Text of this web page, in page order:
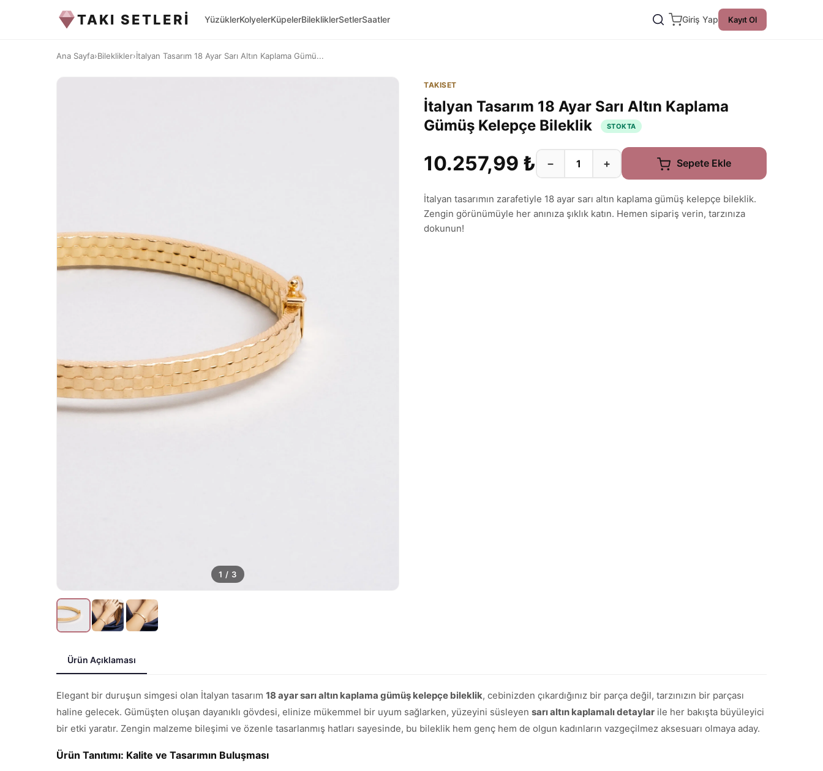
TAKI SETLERİ YüzüklerKolyelerKüpelerBilekliklerSetlerSaatler Giriş Yap Kayıt Ol
Ana Sayfa›Bileklikler›İtalyan Tasarım 18 Ayar Sarı Altın Kaplama Gümü...
1 / 3
TAKISET
İtalyan Tasarım 18 Ayar Sarı Altın Kaplama
Gümüş Kelepçe Bileklik
STOKTA
10.257,99 ₺ − + Sepete Ekle
İtalyan tasarımın zarafetiyle 18 ayar sarı altın kaplama gümüş kelepçe bileklik.
Zengin görünümüyle her anınıza şıklık katın. Hemen sipariş verin, tarzınıza
dokunun!
Ürün Açıklaması
Elegant bir duruşun simgesi olan İtalyan tasarım 18 ayar sarı altın kaplama gümüş kelepçe bileklik, cebinizden çıkardığınız bir parça değil, tarzınızın bir parçası
haline gelecek. Gümüşten oluşan dayanıklı gövdesi, elinize mükemmel bir uyum sağlarken, yüzeyini süsleyen sarı altın kaplamalı detaylar ile her bakışta büyüleyici
bir etki yaratır. Zengin malzeme bileşimi ve özenle tasarlanmış hatları sayesinde, bu bileklik hem genç hem de olgun kadınların vazgeçilmez aksesuarı olmaya aday.
Ürün Tanıtımı: Kalite ve Tasarımın Buluşması